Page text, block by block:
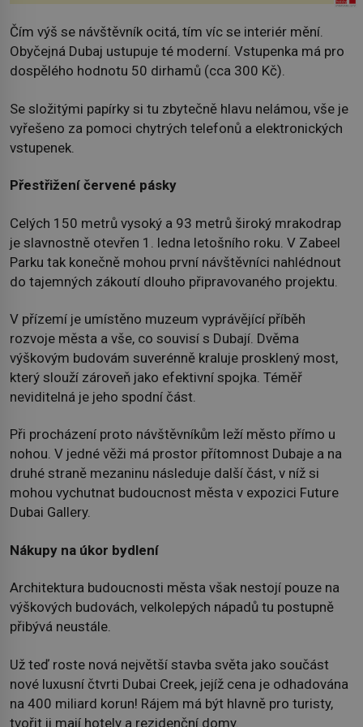
Čím výš se návštěvník ocitá, tím víc se interiér mění.
Obyčejná Dubaj ustupuje té moderní. Vstupenka má pro
dospělého hodnotu 50 dirhamů (cca 300 Kč).
Se složitými papírky si tu zbytečně hlavu nelámou, vše je
vyřešeno za pomoci chytrých telefonů a elektronických
vstupenek.
Přestřižení červené pásky
Celých 150 metrů vysoký a 93 metrů široký mrakodrap
je slavnostně otevřen 1. ledna letošního roku. V Zabeel
Parku tak konečně mohou první návštěvníci nahlédnout
do tajemných zákoutí dlouho připravovaného projektu.
V přízemí je umístěno muzeum vyprávějící příběh
rozvoje města a vše, co souvisí s Dubají. Dvěma
výškovým budovám suverénně kraluje prosklený most,
který slouží zároveň jako efektivní spojka. Téměř
neviditelná je jeho spodní část.
Při procházení proto návštěvníkům leží město přímo u
nohou. V jedné věži má prostor přítomnost Dubaje a na
druhé straně mezaninu následuje další část, v níž si
mohou vychutnat budoucnost města v expozici Future
Dubai Gallery.
Nákupy na úkor bydlení
Architektura budoucnosti města však nestojí pouze na
výškových budovách, velkolepých nápadů tu postupně
přibývá neustále.
Už teď roste nová největší stavba světa jako součást
nové luxusní čtvrti Dubai Creek, jejíž cena je odhadována
na 400 miliard korun! Rájem má být hlavně pro turisty,
tvořit ji mají hotely a rezidenční domy.